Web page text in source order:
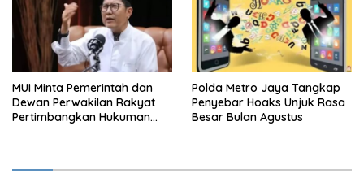
MUI Minta Pemerintah dan
Dewan Perwakilan Rakyat
Pertimbangkan Hukuman
Polda Metro Jaya Tangkap
Penyebar Hoaks Unjuk Rasa
Besar Bulan Agustus